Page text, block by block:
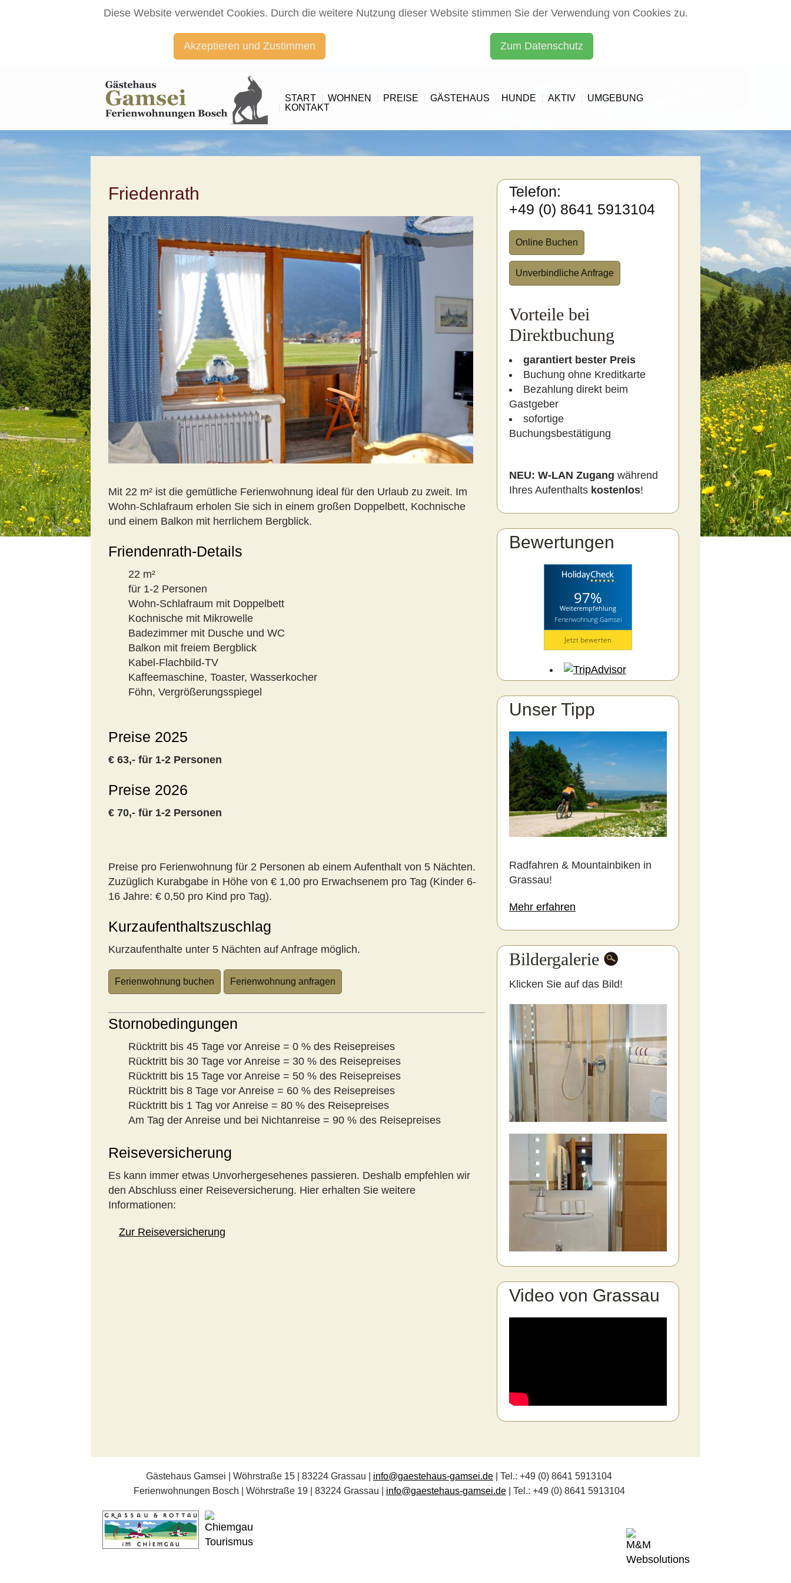
Diese Website verwendet Cookies. Durch die weitere Nutzung dieser Website stimmen Sie der Verwendung von Cookies zu.
Akzeptieren und Zustimmen Zum Datenschutz
START WOHNEN PREISE GÄSTEHAUS HUNDE AKTIV
UMGEBUNG
KONTAKT
Friedenrath
Mit 22 m² ist die gemütliche Ferienwohnung ideal für den Urlaub zu zweit. Im
Wohn-Schlafraum erholen Sie sich in einem großen Doppelbett, Kochnische
und einem Balkon mit herrlichem Bergblick.
Friendenrath-Details
22 m²
für 1-2 Personen
Wohn-Schlafraum mit Doppelbett
Kochnische mit Mikrowelle
Badezimmer mit Dusche und WC
Balkon mit freiem Bergblick
Kabel-Flachbild-TV
Kaffeemaschine, Toaster, Wasserkocher
Föhn, Vergrößerungsspiegel
Preise 2025
€ 63,- für 1-2 Personen
Preise 2026
€ 70,- für 1-2 Personen
Preise pro Ferienwohnung für 2 Personen ab einem Aufenthalt von 5 Nächten.
Zuzüglich Kurabgabe in Höhe von € 1,00 pro Erwachsenem pro Tag (Kinder 6-
16 Jahre: € 0,50 pro Kind pro Tag).
Kurzaufenthaltszuschlag
Kurzaufenthalte unter 5 Nächten auf Anfrage möglich.
Ferienwohnung buchen Ferienwohnung anfragen
Stornobedingungen
Rücktritt bis 45 Tage vor Anreise = 0 % des Reisepreises
Rücktritt bis 30 Tage vor Anreise = 30 % des Reisepreises
Rücktritt bis 15 Tage vor Anreise = 50 % des Reisepreises
Rücktritt bis 8 Tage vor Anreise = 60 % des Reisepreises
Rücktritt bis 1 Tag vor Anreise = 80 % des Reisepreises
Am Tag der Anreise und bei Nichtanreise = 90 % des Reisepreises
Reiseversicherung
Es kann immer etwas Unvorhergesehenes passieren. Deshalb empfehlen wir
den Abschluss einer Reiseversicherung. Hier erhalten Sie weitere
Informationen:
Zur Reiseversicherung
Telefon:
+49 (0) 8641 5913104
Online Buchen
Unverbindliche Anfrage
Vorteile bei
Direktbuchung
garantiert bester Preis
Buchung ohne Kreditkarte
Bezahlung direkt beim
Gastgeber
sofortige
Buchungsbestätigung
NEU: W-LAN Zugang während
Ihres Aufenthalts kostenlos!
Bewertungen
97%
Weiterempfehlung
Ferienwohnung Gamsei
Jetzt bewerten
Unser Tipp
Radfahren & Mountainbiken in
Grassau!
Mehr erfahren
Bildergalerie
Klicken Sie auf das Bild!
Video von Grassau
Gästehaus Gamsei | Wöhrstraße 15 | 83224 Grassau | info@gaestehaus-gamsei.de | Tel.: +49 (0) 8641 5913104
Ferienwohnungen Bosch | Wöhrstraße 19 | 83224 Grassau | info@gaestehaus-gamsei.de| Tel.: +49 (0) 8641 5913104